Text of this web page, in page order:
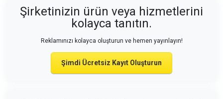
Şirketinizin ürün veya hizmetlerini
kolayca tanıtın.
Reklamınızı kolayca oluşturun ve hemen yayınlayın!
Şimdi Ücretsiz Kayıt Oluşturun